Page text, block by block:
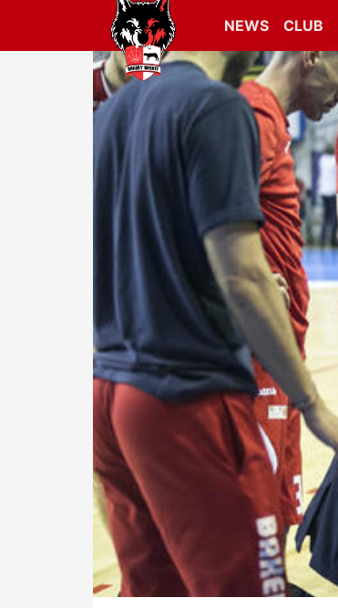
NEWS CLUB